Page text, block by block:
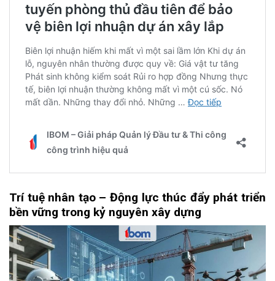
Trí tuệ nhân tạo – Động lực thúc đẩy phát triển
bền vững trong kỷ nguyên xây dựng